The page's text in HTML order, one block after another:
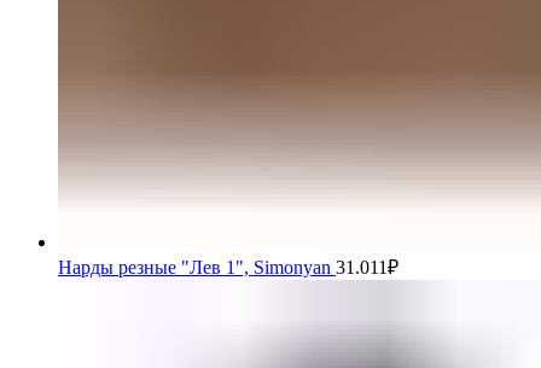
Нарды резные "Лев 1", Simonyan 31.011₽